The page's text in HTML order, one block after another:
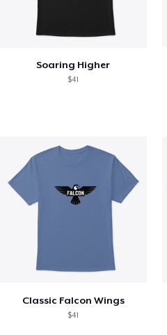
Soaring Higher
$41
Classic Falcon Wings
$41